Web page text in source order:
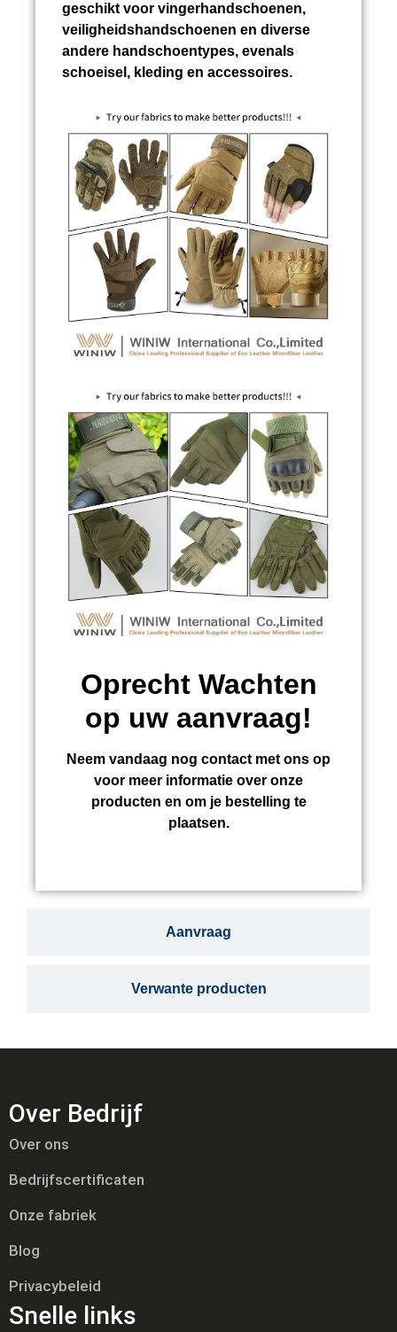
Aanvraag
Verwante producten
geschikt voor vingerhandschoenen,
veiligheidshandschoenen en diverse
andere handschoentypes, evenals
schoeisel, kleding en accessoires.
Oprecht Wachten
op uw aanvraag!
Neem vandaag nog contact met ons op
voor meer informatie over onze
producten en om je bestelling te
plaatsen.
Over Bedrijf
Over ons
Bedrijfscertificaten
Onze fabriek
Blog
Privacybeleid
Snelle links